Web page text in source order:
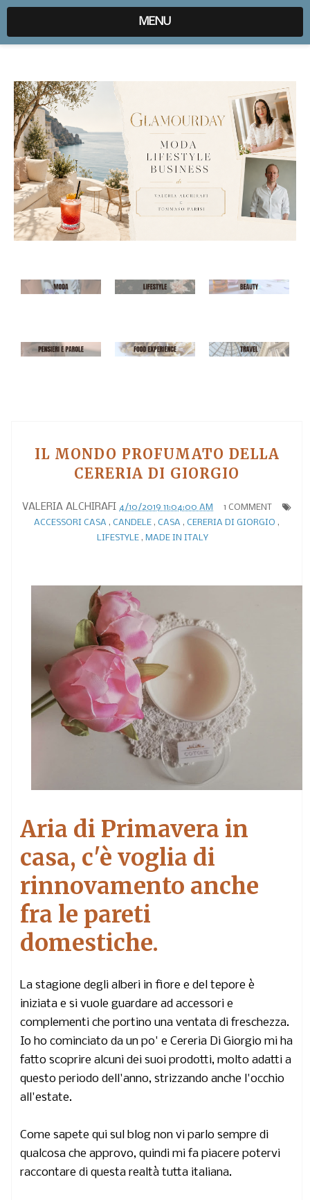
expr:lang=it;data:blog.locale
MENU
IL MONDO PROFUMATO DELLA
CERERIA DI GIORGIO
VALERIA ALCHIRAFI 4/10/2019 11:04:00 AM
1 COMMENT
ACCESSORI CASA , CANDELE , CASA , CERERIA DI GIORGIO ,
LIFESTYLE , MADE IN ITALY
Aria di Primavera in
casa, c'è voglia di
rinnovamento anche
fra le pareti
domestiche.
La stagione degli alberi in fiore e del tepore è
iniziata e si vuole guardare ad accessori e
complementi che portino una ventata di freschezza.
Io ho cominciato da un po' e Cereria Di Giorgio mi ha
fatto scoprire alcuni dei suoi prodotti, molto adatti a
questo periodo dell'anno, strizzando anche l'occhio
all'estate.
Come sapete qui sul blog non vi parlo sempre di
qualcosa che approvo, quindi mi fa piacere potervi
raccontare di questa realtà tutta italiana.